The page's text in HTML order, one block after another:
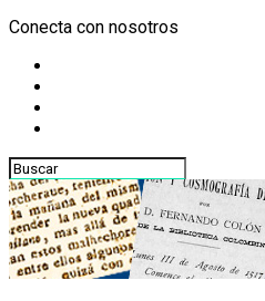
Conecta con nosotros